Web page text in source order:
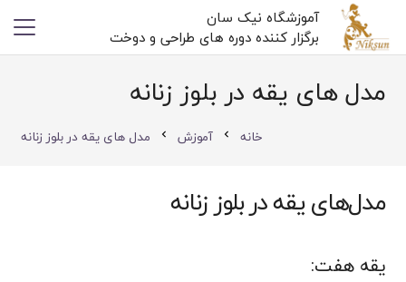
آموزشگاه نیک سان
برگزار کننده دوره های طراحی و دوخت
مدل های یقه در بلوز زنانه
خانه chevron_left آموزش chevron_left مدل های یقه در بلوز زنانه
مدل‌های یقه در بلوز زنانه
یقه هفت: